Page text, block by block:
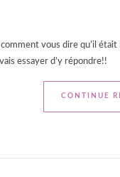
vous dire qu’il
essayer d’y répondre!!
CONTINUE